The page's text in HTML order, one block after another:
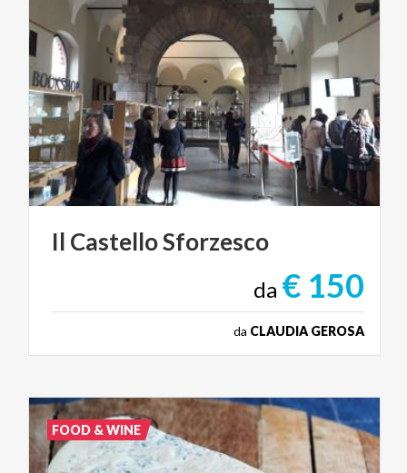
Il CastelloSforzesco
da € 150
da CLAUDIA GEROSA
FOOD & WINE